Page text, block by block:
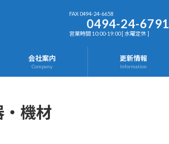
FAX 0494-24-6658
0494-24-6791
営業時間 10:00-19:00 [ 水曜定休 ]
会社案内
Company
更新情報
Information
機材